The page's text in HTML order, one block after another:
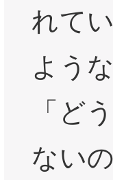
れて
よう
「ど
ない